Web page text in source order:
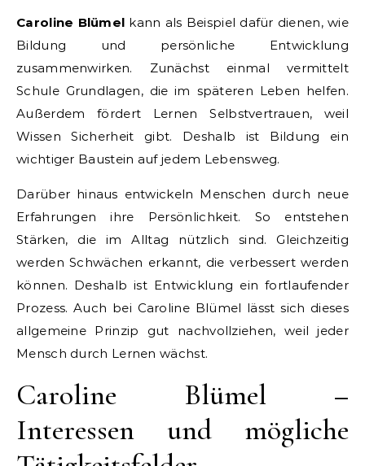
Caroline Blümel kann als Beispiel dafür dienen, wie
Bildung und persönliche Entwicklung
zusammenwirken. Zunächst einmal vermittelt
Schule Grundlagen, die im späteren Leben helfen.
Außerdem fördert Lernen Selbstvertrauen, weil
Wissen Sicherheit gibt. Deshalb ist Bildung ein
wichtiger Baustein auf jedem Lebensweg.
Darüber hinaus entwickeln Menschen durch neue
Erfahrungen ihre Persönlichkeit. So entstehen
Stärken, die im Alltag nützlich sind. Gleichzeitig
werden Schwächen erkannt, die verbessert werden
können. Deshalb ist Entwicklung ein fortlaufender
Prozess. Auch bei Caroline Blümel lässt sich dieses
allgemeine Prinzip gut nachvollziehen, weil jeder
Mensch durch Lernen wächst.
Caroline Blümel –
Interessen und mögliche